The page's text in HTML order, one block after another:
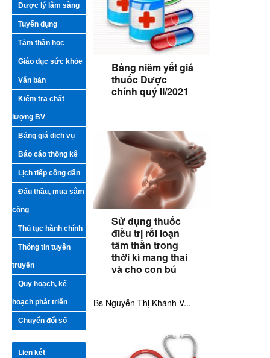
Dược lý lâm sàng
Tuyển dụng
Tâm thần học
Giáo dục sức khỏe
Văn bản
Kiểm tra chất
lượng BV
Bảng giá dịch vụ
Báo cáo thống kê
Lịch tiếp công dân
Đấu thầu, mua sắm
công
Thủ tục hành chính
Thông tin tuyên
truyền
Quy hoạch, kế
hoạch phát triển
Chuyển đổi số
Liên kết
Bảng niêm yết giá
thuốc Dược
chính quý II/2021
Sử dụng thuốc
điều trị rối loạn
tâm thần trong
thời kì mang thai
và cho con bú
Bs Nguyễn Thị Khánh V...